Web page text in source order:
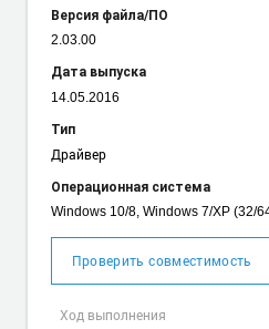
Версия файла/ПО
2.03.00
Дата выпуска
14.05.2016
Тип
Драйвер
Операционная система
Windows 10/8, Windows 7/XP (32/
Проверить совместимость
Ход выполнения